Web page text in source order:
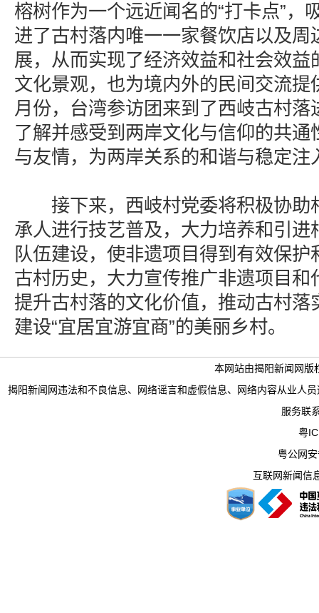
榕树作为一个远近闻名的“打卡点”，
进了古村落内唯一一家餐饮店以及周
展，从而实现了经济效益和社会效益
文化景观，也为境内外的民间交流提
月份，台湾参访团来到了西岐古村落
了解并感受到两岸文化与信仰的共通
与友情，为两岸关系的和谐与稳定注
接下来，西岐村党委将积极协助
承人进行技艺普及，大力培养和引进
队伍建设，使非遗项目得到有效保
古村历史，大力宣传推广非遗项目和
提升古村落的文化价值，推动古村落
建设“宜居宜游宜商”的美丽乡村。
本网站由揭阳新闻网版
揭阳新闻网违法和不良信息、网络谣言和虚假信息、网络内容从业人
服务联
粤
粤公网
互联网新闻信